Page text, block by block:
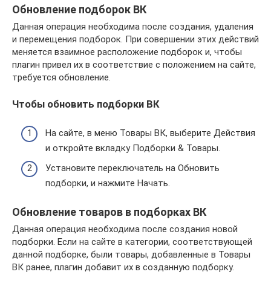
Обновление подборок ВК
Данная операция необходима после создания, удаления
и перемещения подборок. При совершении этих действий
меняется взаимное расположение подборок и, чтобы
плагин привел их в соответствие с положением на сайте,
требуется обновление.
Чтобы обновить подборки ВК
На сайте, в меню Товары ВК, выберите Действия
и откройте вкладку Подборки & Товары.
Установите переключатель на Обновить
подборки, и нажмите Начать.
Обновление товаров в подборках ВК
Данная операция необходима после создания новой
подборки. Если на сайте в категории, соответствующей
данной подборке, были товары, добавленные в Товары
ВК ранее, плагин добавит их в созданную подборку.